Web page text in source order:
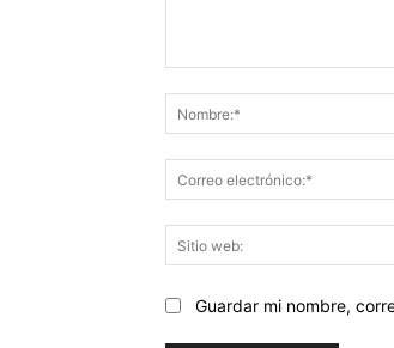
Guardar mi nombre,